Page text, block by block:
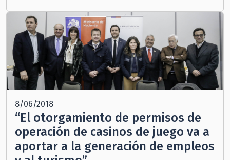
8/06/2018
“El otorgamiento de permisos de
operación de casinos de juego va a
aportar a la generación de empleos